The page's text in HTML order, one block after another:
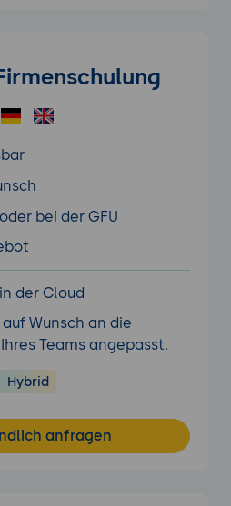
bei der GFU
der Cloud
Wunsch an die
Teams angepasst.
Hybrid
anfragen